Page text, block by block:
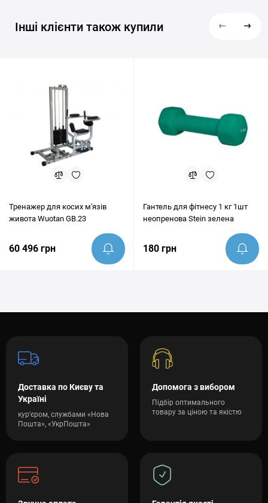
Інші клієнти також купили
Тренажер для косих м'язів
живота Wuotan GB.23
60 496 грн
Гантель для фітнесу 1 кг 1шт
неопренова Stein зелена
180 грн
Доставка по Києву та
Україні
кур'єром, службами «Нова
Пошта», «УкрПошта»
Допомога з вибором
Підбір оптимального
товару за ціною та якістю